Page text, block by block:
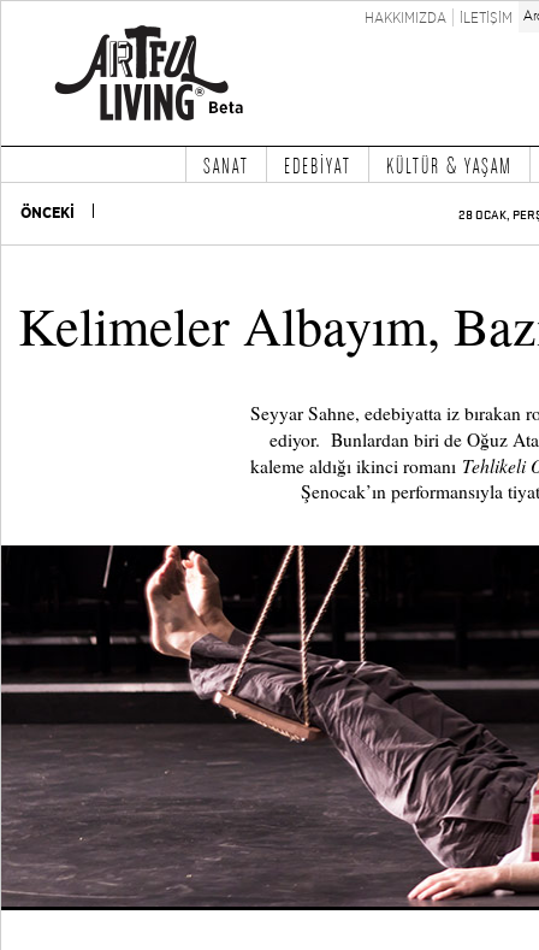
HAKKIMIZDA İLETİŞİM
SANAT EDEBİYAT KÜLTÜR & YAŞAM
ÖNCEKİ 28 OCAK,
Kelimeler Albayım,
Seyyar Sahne, edebiyatta iz bırakan
ediyor. Bunlardan biri de Oğuz
kaleme aldığı ikinci romanı Tehlikeli
Şenocak’ın performansıyla